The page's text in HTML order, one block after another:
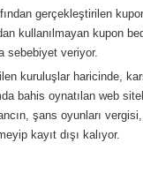
gerçekleştirilen
kullanılmayan kupon
sebebiyet veriyor.
kuruluşlar haricinde,
bahis oynatılan web
şans oyunları
kayıt dışı kalıyor.